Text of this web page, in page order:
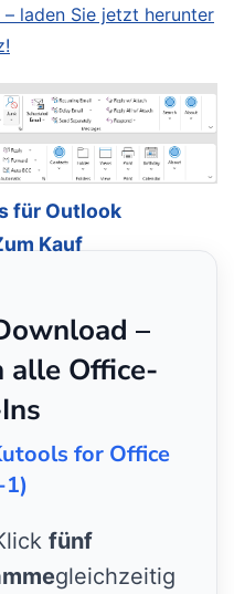
laden Sie jetzt herunter
für Outlook
Kauf
–
alle Office-
for Office
fünf
gleichzeitig